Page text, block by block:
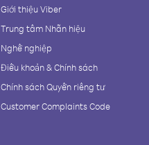
Giới thiệu Viber
Trung tâm Nhãn hiệu
Nghề nghiệp
Điều khoản & Chính sách
Chính sách Quyền riêng tư
Customer Complaints Code